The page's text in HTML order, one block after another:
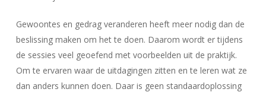
Gewoontes en gedrag veranderen heeft meer nodig dan de
beslissing maken om het te doen. Daarom wordt er tijdens
de sessies veel geoefend met voorbeelden uit de praktijk.
Om te ervaren waar de uitdagingen zitten en te leren wat ze
dan anders kunnen doen. Daar is geen standaardoplossing